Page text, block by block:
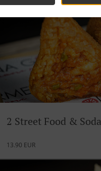
2 Street Food &
13.90 EUR